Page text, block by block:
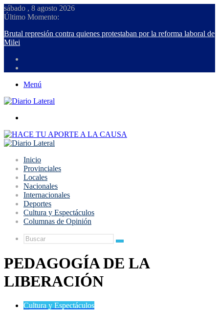
sábado , 8 agosto 2026
Último Momento:
Brutal represión contra quienes protestaban por la reforma laboral de
Milei
Menú
Inicio
Provinciales
Locales
Nacionales
Internacionales
Deportes
Cultura y Espectáculos
Columnas de Opinión
Buscar
PEDAGOGÍA DE LA
LIBERACIÓN
Cultura y Espectáculos